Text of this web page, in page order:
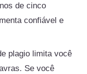
de cinco
confiável e
plagio limita você
Se você